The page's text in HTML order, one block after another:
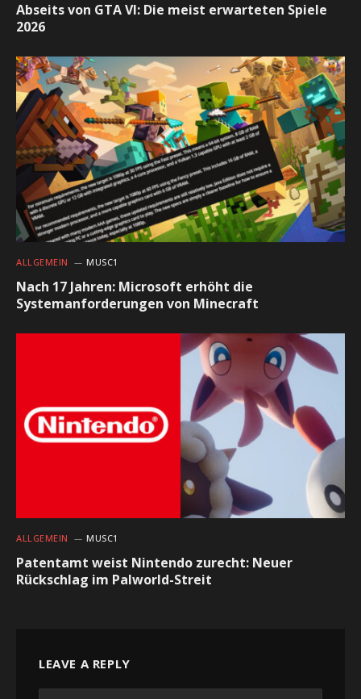
Abseits von GTA VI: Die meist erwarteten Spiele
2026
ALLGEMEIN MUSC1
Nach 17 Jahren: Microsoft erhöht die
Systemanforderungen von Minecraft
ALLGEMEIN MUSC1
Patentamt weist Nintendo zurecht: Neuer
Rückschlag im Palworld-Streit
LEAVE A REPLY